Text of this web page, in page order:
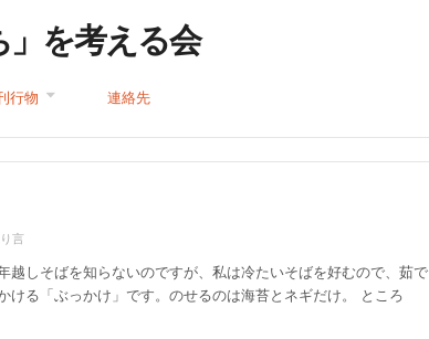
を考える会
行物 連絡先
言
越しそばを知らないのですが、私は冷たいそばを好むので、茹で
ける「ぶっかけ」です。のせるのは海苔とネギだけ。 ところ